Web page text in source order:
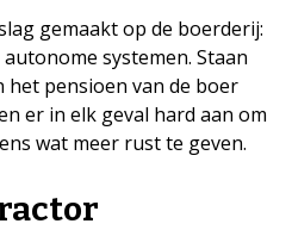
gemaakt op de boerderij:
systemen. Staan
het pensioen van de boer
er in elk geval hard aan om
wat meer rust te geven.